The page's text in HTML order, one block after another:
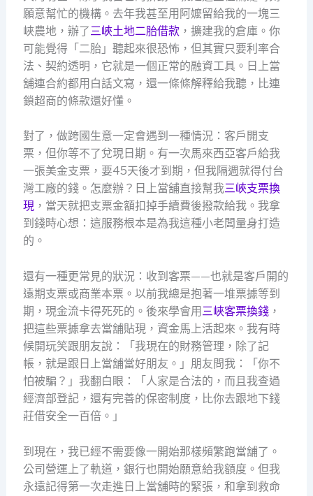
願意幫忙的機構。去年我甚至用阿嬤留給我的一塊三
峽農地，辦了 三峽土地二胎借款，擴建我的倉庫。你
可能覺得「二胎」聽起來很恐怖，但其實只要利率合
法、契約透明，它就是一個正常的融資工具。日上當
舖連合約都用白話文寫，還一條條解釋給我聽，比連
鎖超商的條款還好懂。
對了，做跨國生意一定會遇到一種情況：客戶開支
票，但你等不了兌現日期。有一次馬來西亞客戶給我
一張美金支票，要45天後才到期，但我隔週就得付台
灣工廠的錢。怎麼辦？日上當舖直接幫我三峽支票換
現，當天就把支票金額扣掉手續費後撥款給我。我拿
到錢時心想：這服務根本是為我這種小老闆量身打造
的。
還有一種更常見的狀況：收到客票——也就是客戶開的
遠期支票或商業本票。以前我總是抱著一堆票據等到
期，現金流卡得死死的。後來學會用 三峽客票換錢，
把這些票據拿去當舖貼現，資金馬上活起來。我有時
候開玩笑跟朋友說：「我現在的財務管理，除了記
帳，就是跟日上當舖當好朋友。」朋友問我：「你不
怕被騙？」我翻白眼：「人家是合法的，而且我查過
經濟部登記，還有完善的保密制度，比你去跟地下錢
莊借安全一百倍。」
到現在，我已經不需要像一開始那樣頻繁跑當舖了。
公司營運上了軌道，銀行也開始願意給我額度。但我
永遠記得第一次走進日上當舖時的緊張，和拿到救命